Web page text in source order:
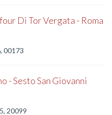
Di Tor Vergata - Roma
00173
- Sesto San Giovanni
20099